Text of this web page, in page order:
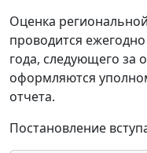
Оценка
проводится
года, следующего за
оформляются
отчета.
Постановление